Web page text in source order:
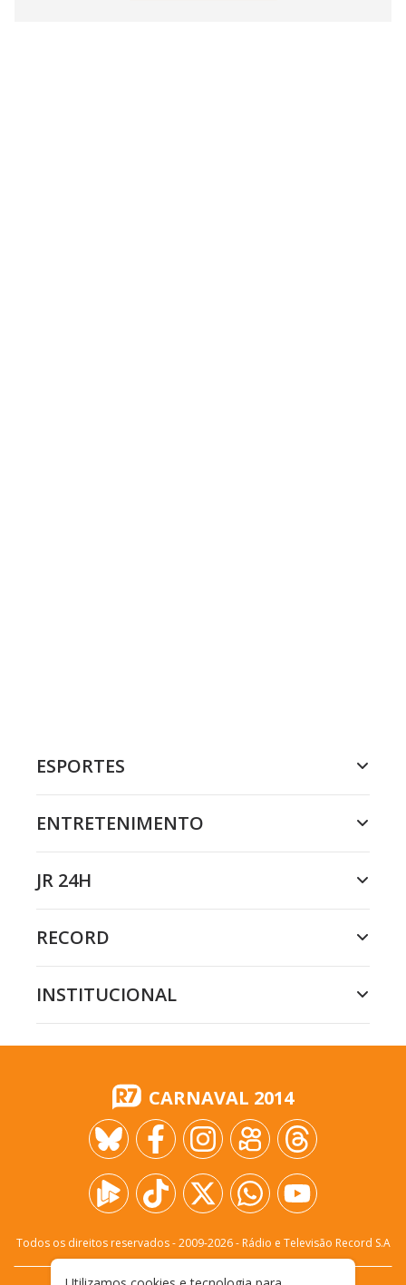
ESPORTES
ENTRETENIMENTO
JR 24H
RECORD
INSTITUCIONAL
CARNAVAL 2014
Todos os direitos reservados - 2009-2026- Rádio e Televisão Record S.A